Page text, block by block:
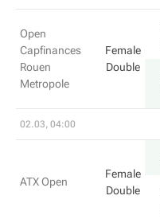
Open
Capfinances
Rouen
Metropole
Female
Double
02.03, 04:00
ATX Open
Female
Double